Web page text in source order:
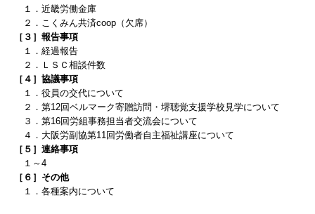
１．近畿労働金庫
２．こくみん共済coop（欠席）
［３］報告事項
１．経過報告
２．ＬＳＣ相談件数
［４］協議事項
１．役員の交代について
２．第12回ベルマーク寄贈訪問・堺聴覚支援学校見学について
３．第16回労組事務担当者交流会について
４．大阪労副協第11回労働者自主福祉講座について
［５］連絡事項
１～4
［６］その他
１．各種案内について